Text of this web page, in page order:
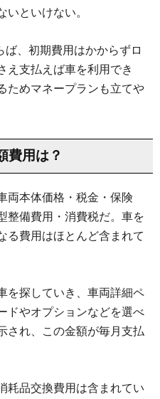
いといけない。
ば、初期費用はかからずロ
え支払えば車を利用でき
ためマネープランも立てや
費用は？
両本体価格・税金・保険
整備費用・消費税だ。車を
る費用はほとんど含まれて
を探していき、車両詳細ペ
ドやオプションなどを選べ
され、この金額が毎月支払
耗品交換費用は含まれてい